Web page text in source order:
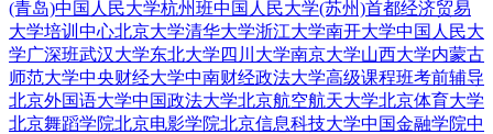
(青岛)中国人民大学杭州班中国人民大学(苏州)首都经济贸易
大学培训中心北京大学清华大学浙江大学南开大学中国人民大
学广深班武汉大学东北大学 四川大学南京大学山西大学内蒙古
师范大学中央财经大学中南财经政法大学高级课程班考前辅导
北京外国语大学中国政法大学北京航空航天大学北京体育大学
北京舞蹈学院北京电影学院北京信息科技大学中国金融学院中